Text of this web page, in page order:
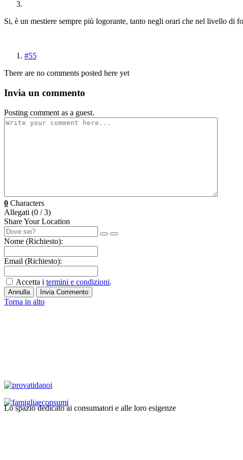
Si, è un mestiere sempre più logorante, tanto negli orari che nel livello di
#55
There are no comments posted here yet
Invia un commento
Posting comment as a guest.
0 Characters
Allegati (0 / 3)
Share Your Location
Nome (Richiesto):
Email (Richiesto):
Accetta i termini e condizioni.
Annulla Invia Commento
Torna in alto
Lo spazio dedicato ai consumatori e alle loro esigenze